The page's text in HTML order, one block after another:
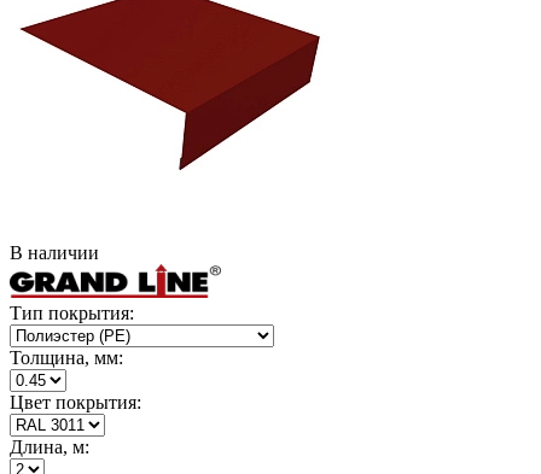
В наличии
Тип покрытия:
Толщина, мм:
Цвет покрытия:
Длина, м: